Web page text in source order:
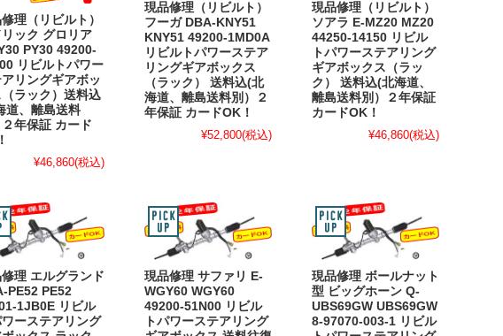
理（リビルト）
ック グロリア
PY30 49200-
リビルトパワー
リングギアボッ
（ラック）送料込
道、離島送料
年保証 カード
¥46,860(税込)
現品修理（リビルト）
フーガ DBA-KNY51
KNY51 49200-1MD0A
リビルトパワーステア
リングギアボックス
（ラック） 送料込(北
海道、離島送料別）２
年保証 カードOK！
¥52,800(税込)
現品修理（リビルト）
ソアラ E-MZ20 MZ20
44250-14150 リビル
トパワーステアリング
ギアボックス（ラッ
ク） 送料込(北海道、
離島送料別）２年保証
カードOK！
¥46,860(税込)
理 エルグランド
PE52 PE52
1JB0E リビル
ワーステアリング
現品修理 サファリ E-
WGY60 WGY60
49200-51N00 リビル
トパワーステアリング
現品修理 ボールナット
型 ビッグホーン Q-
UBS69GW UBS69GW
8-97070-003-1 リビル